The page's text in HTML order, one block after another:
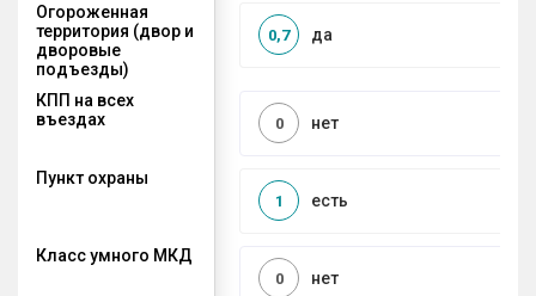
Огороженная
территория (двор и
дворовые
подъезды)
да
0,7
КПП на всех
въездах
нет
0
Пункт охраны
есть
1
Класс умного МКД
нет
0